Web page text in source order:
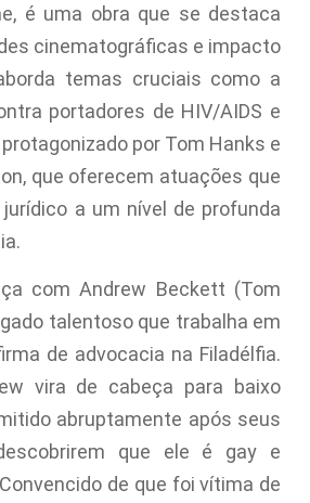
é uma obra que se destaca
cinematográficas e impacto
temas cruciais como a
portadores de HIV/AIDS e
por Tom Hanks e
que oferecem atuações que
a um nível de profunda
com Andrew Beckett (Tom
talentoso que trabalha em
de advocacia na Filadélfia.
vira de cabeça para baixo
abruptamente após seus
que ele é gay e
de que foi vítima de